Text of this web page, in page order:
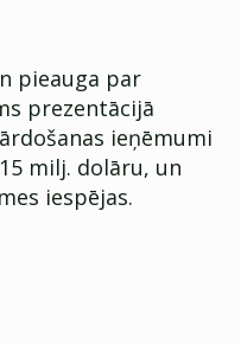
pieauga par
prezentācijā
ieņēmumi
milj. dolāru, un
iespējas.